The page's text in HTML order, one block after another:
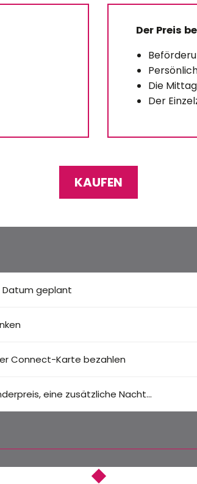
Der Preis
Die
Der
KAUFEN
geplant
Connect-Karte bezahlen
eine zusätzliche Nacht...